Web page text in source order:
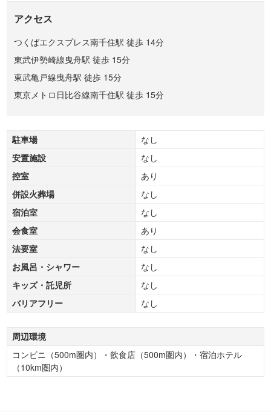
アクセス
つくばエクスプレス南千住駅 徒歩 14分
東武伊勢崎線曳舟駅 徒歩 15分
東武亀戸線曳舟駅 徒歩 15分
東京メトロ日比谷線南千住駅 徒歩 15分
駐車場
なし
安置施設
なし
控室
あり
併設火葬場
なし
宿泊室
なし
会食室
あり
法要室
なし
お風呂・シャワー
なし
キッズ・託児所
なし
バリアフリー
なし
周辺環境
コンビニ（500m圏内）・飲食店（500m圏内）・宿泊ホテル
（10km圏内）